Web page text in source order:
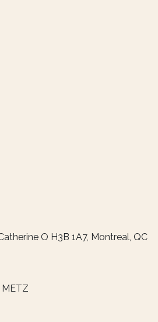
O H3B 1A7, Montreal, QC